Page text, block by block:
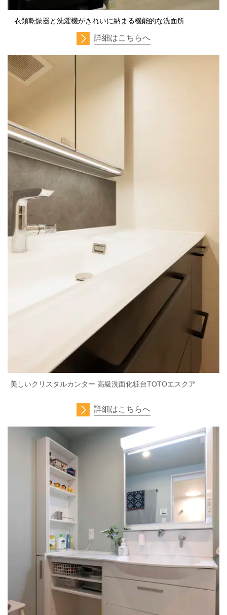
衣類乾燥器と洗濯機がきれいに納まる機能的な洗面所
詳細はこちらへ
美しいクリスタルカンター 高級洗面化粧台TOTOエスクア
詳細はこちらへ